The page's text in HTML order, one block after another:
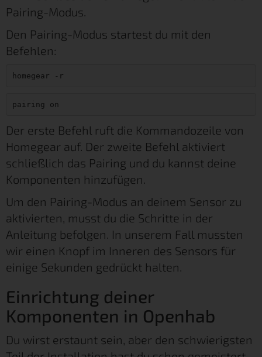
Pairing-Modus.
Den Pairing-Modus startest du mit den
Befehlen:
homegear -r
pairing on
Der erste Befehl ruft die Kommandozeile von
Homegear auf. Der zweite Befehl aktiviert
schließlich das Pairing und du kannst deine
Komponenten hinzufügen.
Um den Pairing-Modus an deinem Sensor zu
aktivierten, musst du die Schritte in der
Anleitung befolgen. In unserem Fall mussten
wir einen Knopf im Inneren des Sensors für
einige Sekunden gedrückt halten.
Einrichtung deiner
Komponenten in Openhab
Du wirst erstaunt sein, aber den schwierigsten